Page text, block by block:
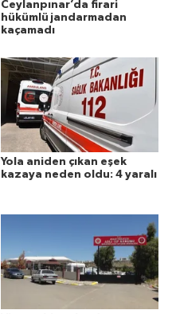
Ceylanpınar’da firari
hükümlü jandarmadan
kaçamadı
Yola aniden çıkan eşek
kazaya neden oldu: 4 yaralı